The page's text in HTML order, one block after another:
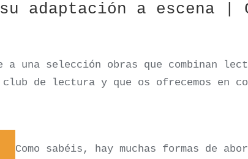
adaptación a escena |
a una selección obras que combinan
de lectura y que os ofrecemos en
Como sabéis, hay muchas formas de